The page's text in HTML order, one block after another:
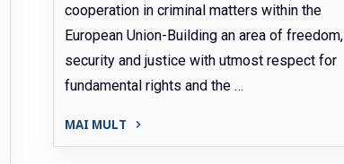
cooperation in criminal matters within the
European Union-Building an area of freedom,
security and justice with utmost respect for
fundamental rights and the …
MAI MULT
"Principles